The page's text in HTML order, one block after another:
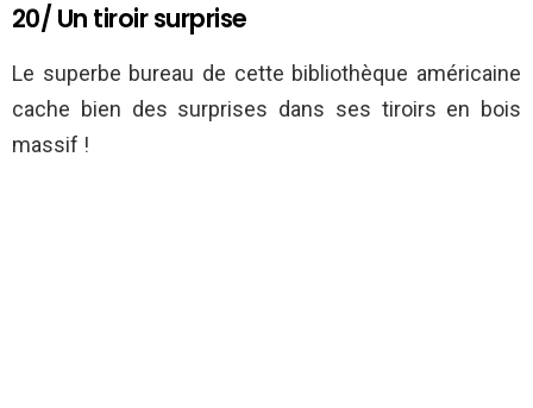
20/ Un tiroir surprise
Le superbe bureau de cette bibliothèque américaine
cache bien des surprises dans ses tiroirs en bois
massif !